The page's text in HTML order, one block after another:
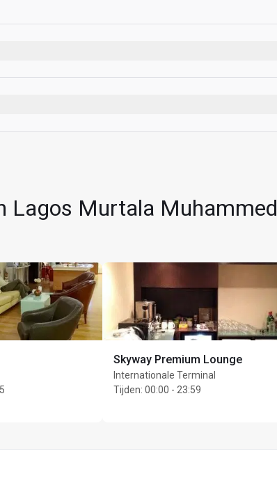
Lagos Murtala Muhammed
Skyway Premium Lounge
Internationale Terminal
Tijden: 00:00 - 23:59